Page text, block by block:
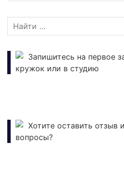
Запишитесь на первое
кружок или в студию
Хотите оставить отзыв
вопросы?